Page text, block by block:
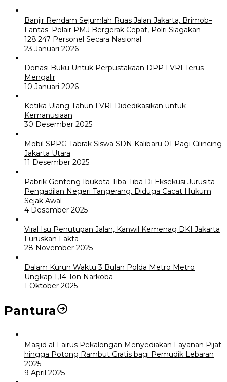
Banjir Rendam Sejumlah Ruas Jalan Jakarta, Brimob–
Lantas–Polair PMJ Bergerak Cepat, Polri Siagakan
128.247 Personel Secara Nasional
23 Januari 2026
Donasi Buku Untuk Perpustakaan DPP LVRI Terus
Mengalir
10 Januari 2026
Ketika Ulang Tahun LVRI Didedikasikan untuk
Kemanusiaan
30 Desember 2025
Mobil SPPG Tabrak Siswa SDN Kalibaru 01 Pagi Cilincing
Jakarta Utara
11 Desember 2025
Pabrik Genteng Ibukota Tiba-Tiba Di Eksekusi Jurusita
Pengadilan Negeri Tangerang, Diduga Cacat Hukum
Sejak Awal
4 Desember 2025
Viral Isu Penutupan Jalan, Kanwil Kemenag DKI Jakarta
Luruskan Fakta
28 November 2025
Dalam Kurun Waktu 3 Bulan Polda Metro Metro
Ungkap 1,14 Ton Narkoba
1 Oktober 2025
Pantura
Masjid al-Fairus Pekalongan Menyediakan Layanan Pijat
hingga Potong Rambut Gratis bagi Pemudik Lebaran
2025
9 April 2025